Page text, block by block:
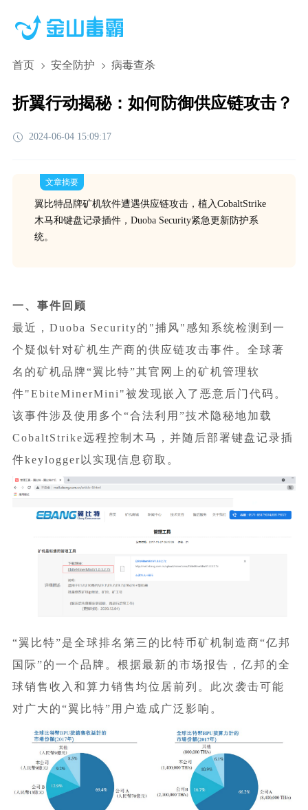
首页 安全防护 病毒查杀
折翼行动揭秘：如何防御供应链攻击？
2024-06-04 15:09:17
文章摘要
翼比特品牌矿机软件遭遇供应链攻击，植入CobaltStrike
木马和键盘记录插件，Duoba Security紧急更新防护系
统。
一、事件回顾
最近，Duoba Security的"捕风"感知系统检测到一
个疑似针对矿机生产商的供应链攻击事件。全球著
名的矿机品牌“翼比特”其官网上的矿机管理软
件"EbiteMinerMini"被发现嵌入了恶意后门代码。
该事件涉及使用多个“合法利用”技术隐秘地加载
CobaltStrike远程控制木马，并随后部署键盘记录插
件keylogger以实现信息窃取。
“翼比特”是全球排名第三的比特币矿机制造商“亿邦
国际”的一个品牌。根据最新的市场报告，亿邦的全
球销售收入和算力销售均位居前列。此次袭击可能
对广大的“翼比特”用户造成广泛影响。